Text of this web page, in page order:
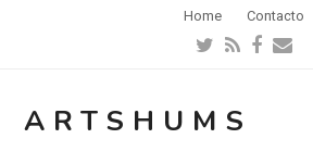
Home Contacto
Twitter
RSS
ARTSHUMS